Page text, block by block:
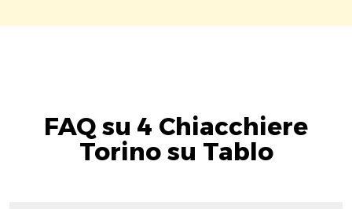
FAQ su 4 Chiacchiere
Torino su Tablo